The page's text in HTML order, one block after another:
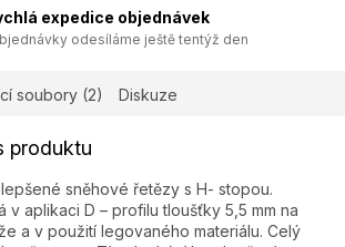
expedice objednávek
odesíláme ještě tentýž den
soubory (2) Diskuze
produktu
sněhové řetězy s H- stopou.
v aplikaci D – profilu tloušťky 5,5 mm na
a v použití legovaného materiálu. Celý